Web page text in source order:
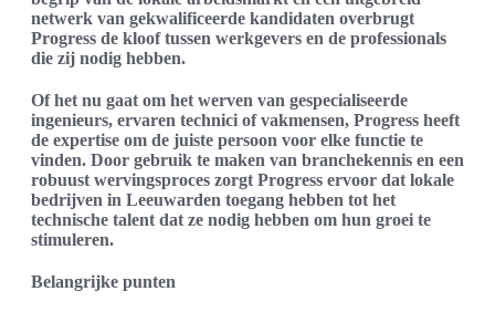
netwerk van gekwalificeerde kandidaten overbrugt
Progress de kloof tussen werkgevers en de professionals
die zij nodig hebben.
Of het nu gaat om het werven van gespecialiseerde
ingenieurs, ervaren technici of vakmensen, Progress heeft
de expertise om de juiste persoon voor elke functie te
vinden. Door gebruik te maken van branchekennis en een
robuust wervingsproces zorgt Progress ervoor dat lokale
bedrijven in Leeuwarden toegang hebben tot het
technische talent dat ze nodig hebben om hun groei te
stimuleren.
Belangrijke punten